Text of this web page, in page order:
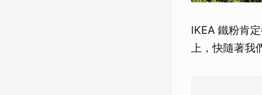
IKEA 鐵粉肯
上，快隨著我